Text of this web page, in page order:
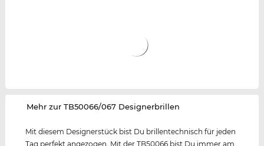
‌Mehr zur TB50066/067 Designerbrillen
Mit diesem Designerstück bist Du brillentechnisch für jeden
Tag perfekt angezogen. Mit der TB50066 bist Du immer am